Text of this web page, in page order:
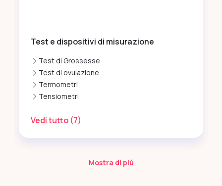
Test e dispositivi di misurazione
Test di Grossesse
Test di ovulazione
Termometri
Tensiometri
Vedi tutto (7)
Mostra di più